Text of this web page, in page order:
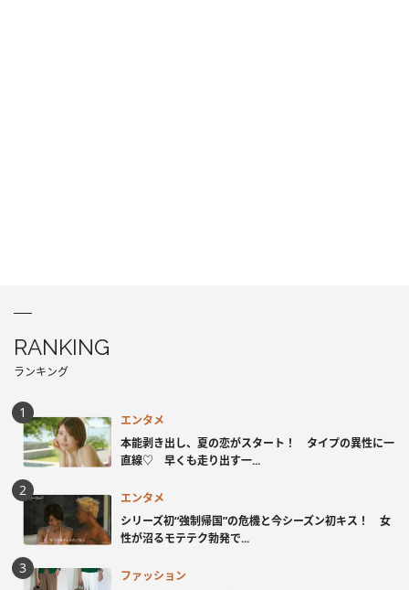
RANKING
ランキング
エンタメ
本能剥き出し、夏の恋がスタート！ タイプの異性に一
直線♡ 早くも走り出す一...
エンタメ
シリーズ初“強制帰国”の危機と今シーズン初キス！ 女
性が沼るモテテク勃発で...
ファッション